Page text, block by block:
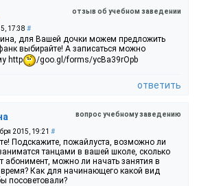
отзыв об учебном заведении
17:38 #
для Вашей дочки можем предложить
выбирайте! А записаться можно
http
/goo.gl/forms/ycBa39rOpb
ответить
вопрос учебному заведению
2015, 19:21 #
Подскажите, пожайлуста, возможно ли
танцами в вашей школе, сколько
абонимент, можно ли начать занятия в
Как для начинающего какой вид
посоветовали?